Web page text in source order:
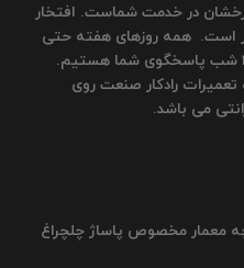
در خدمت شماست. افتخار
است. همه روزهای هفته حتی
روزهای تعطیل از ساعت 8 صبح تا 10 شب پاسخگوی شما هستیم.
رادکار صنعت روی
می باشد.
معمار مخصوص پاساژ چلچراغ